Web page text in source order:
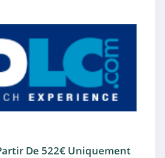
Shark Clean
Senetic
Shadow
De 522€ Uniquement